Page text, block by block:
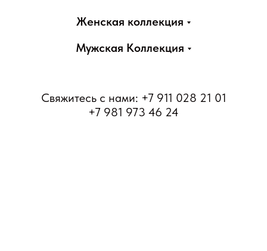
Женская коллекция
Мужская Коллекция
Свяжитесь с нами: +7 911 028 21 01
+7 981 973 46 24